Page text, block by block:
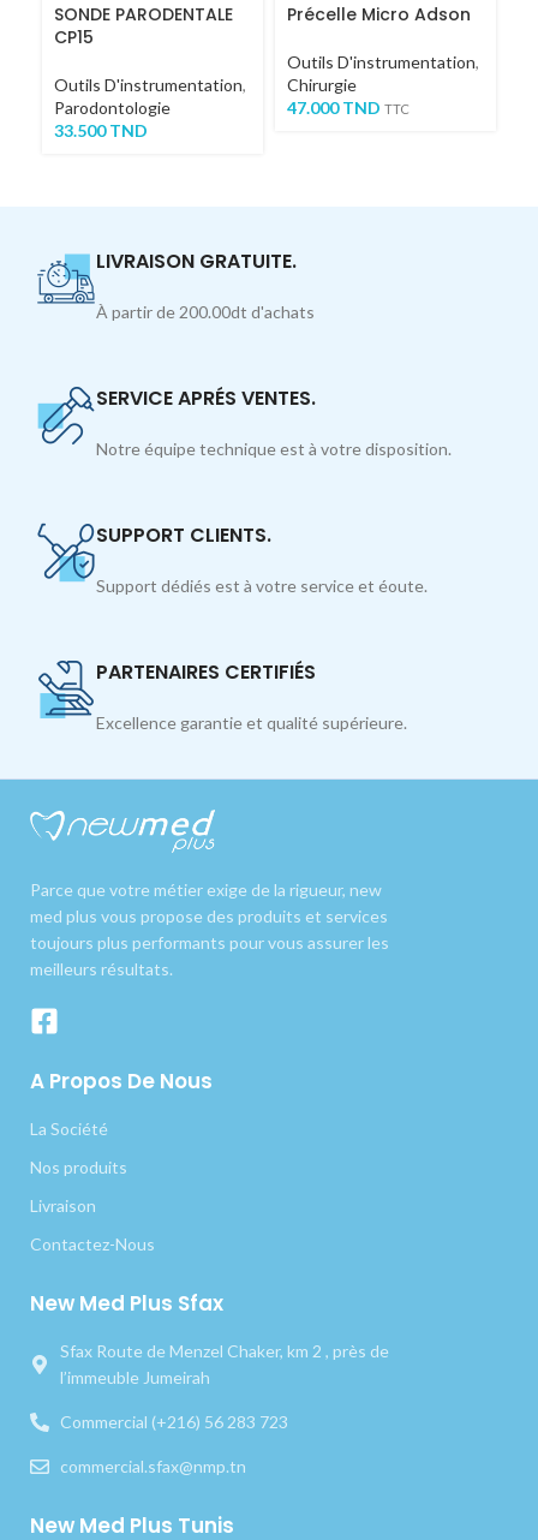
SONDE PARODENTALE
CP15
Outils D'instrumentation,
Parodontologie
33.500TND
Précelle Micro Adson
Outils D'instrumentation,
Chirurgie
47.000TND TTC
LIVRAISON GRATUITE.
À partir de 200.00dt d'achats
SERVICE APRÉS VENTES.
Notre équipe technique est à votre disposition.
SUPPORT CLIENTS.
Support dédiés est à votre service et éoute.
PARTENAIRES CERTIFIÉS
Excellence garantie et qualité supérieure.
Parce que votre métier exige de la rigueur, new
med plus vous propose des produits et services
toujours plus performants pour vous assurer les
meilleurs résultats.
A Propos De Nous
La Société
Nos produits
Livraison
Contactez-Nous
New Med Plus Sfax
Sfax Route de Menzel Chaker, km 2 , près de
l’immeuble Jumeirah
Commercial (+216) 56 283 723
commercial.sfax@nmp.tn
New Med Plus Tunis